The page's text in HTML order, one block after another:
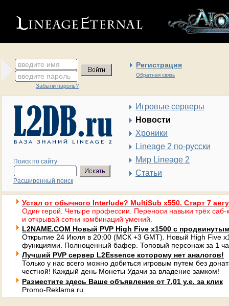
введите имя Регистрация
Обратная связь
введите пароль
Забыли пароль?
Поиск по сайту
Расширенный поиск
Игровые серверы
Новости
Хроники
Lineage 2 по-русски
Мир Lineage 2
Статьи
Устал от обычного Interlude? MultiSub x550. Старт 7
Один герой. Четыре профессии. Переноси навыки трёх саб-
и открывай сотни комбинаций умений.
L2NAME.COM Новый PVP High Five x1500 с
Открытие 24 Июля в 20:00 (МСК +3 GMT). Новый High Five
функциями. Полноценный бафер. Топовый персонаж за 1
Лучший PVP сервер L2Essence которому нет аналогов!
Только у нас всего можно добиться игровым путем без
честной! Каждый день Монеты Удачи за владение замком!
Разместите здесь Ваше объявление от 7,01 у.е. за клик
Promo-Reklama.ru